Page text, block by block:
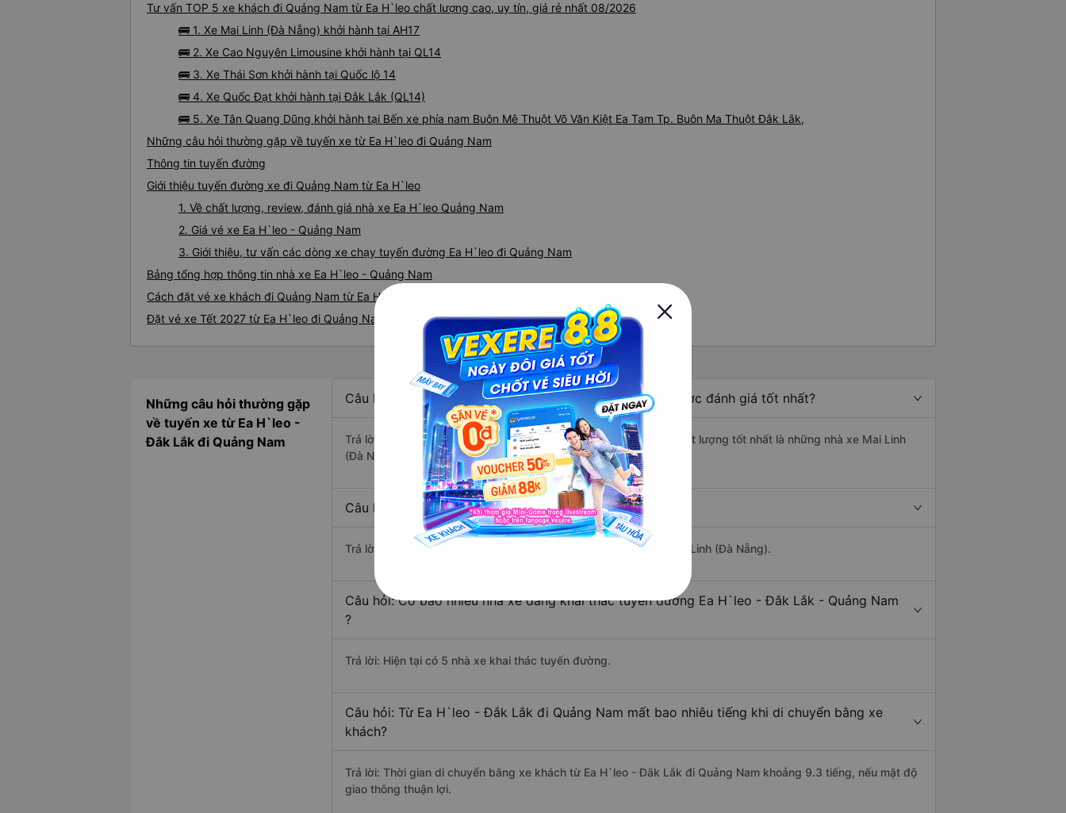
Tư vấn TOP 5 xe khách đi Quảng Nam từ Ea H`leo chất lượng cao, uy tín, giá rẻ nhất 08/2026
🚌 1. Xe Mai Linh (Đà Nẵng) khởi hành tại AH17
🚌 2. Xe Cao Nguyên Limousine khởi hành tại QL14
🚌 3. Xe Thái Sơn khởi hành tại Quốc lộ 14
🚌 4. Xe Quốc Đạt khởi hành tại Đắk Lắk (QL14)
🚌 5. Xe Tân Quang Dũng khởi hành tại Bến xe phía nam Buôn Mê Thuột Võ Văn Kiệt Ea Tam Tp. Buôn Ma Thuột Đắk Lắk,
Những câu hỏi thường gặp về tuyến xe từ Ea H`leo đi Quảng Nam
Thông tin tuyến đường
Giới thiệu tuyến đường xe đi Quảng Nam từ Ea H`leo
1. Về chất lượng, review, đánh giá nhà xe Ea H`leo Quảng Nam
2. Giá vé xe Ea H`leo - Quảng Nam
3. Giới thiệu, tư vấn các dòng xe chạy tuyến đường Ea H`leo đi Quảng Nam
Bảng tổng hợp thông tin nhà xe Ea H`leo - Quảng Nam
Cách đặt vé xe khách đi Quảng Nam từ Ea H`leo nhanh và uy tín nhất
Đặt vé xe Tết 2027 từ Ea H`leo đi Quảng Nam
Những câu hỏi thường gặp
về tuyến xe từ Ea H`leo -
Đắk Lắk đi Quảng Nam
Câu hỏi: Nhà xe đi Quảng Nam từ Ea H`leo - Đắk Lắk được đánh giá tốt nhất?
Trả lời: Xe đi Quảng Nam từ Ea H`leo - Đắk Lắk được đánh giá chất lượng tốt nhất là những nhà xe Mai Linh
(Đà Nẵng), Cao Nguyên Limousine, Thái Sơn.
Câu hỏi: Xe nào đi Quảng Nam có giá rẻ nhất?
Trả lời: Vé xe rẻ nhất có mức giá là 350.000 đồng của nhà xe Mai Linh (Đà Nẵng).
Câu hỏi: Có bao nhiêu nhà xe đang khai thác tuyến đường Ea H`leo - Đắk Lắk - Quảng Nam
?
Trả lời: Hiện tại có 5 nhà xe khai thác tuyến đường.
Câu hỏi: Từ Ea H`leo - Đắk Lắk đi Quảng Nam mất bao nhiêu tiếng khi di chuyển bằng xe
khách?
Trả lời: Thời gian di chuyển bằng xe khách từ Ea H`leo - Đắk Lắk đi Quảng Nam khoảng 9.3 tiếng, nếu mật độ
giao thông thuận lợi.